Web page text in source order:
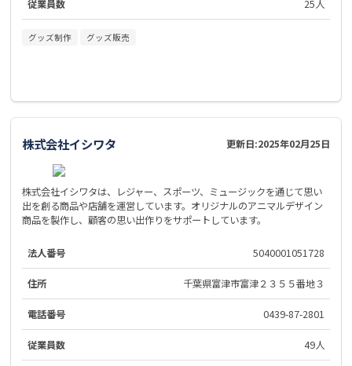
従業員数 25人
グッズ制作 グッズ販売
株式会社イシワタ 更新日:2025年02月25日
株式会社イシワタは、レジャー、スポーツ、ミュージックを通じて思い
出を創る商品や店舗を運営しています。オリジナルのアニマルデザイン
商品を製作し、顧客の思い出作りをサポートしています。
法人番号 5040001051728
住所 千葉県富津市富津２３５５番地３
電話番号 0439-87-2801
従業員数 49人